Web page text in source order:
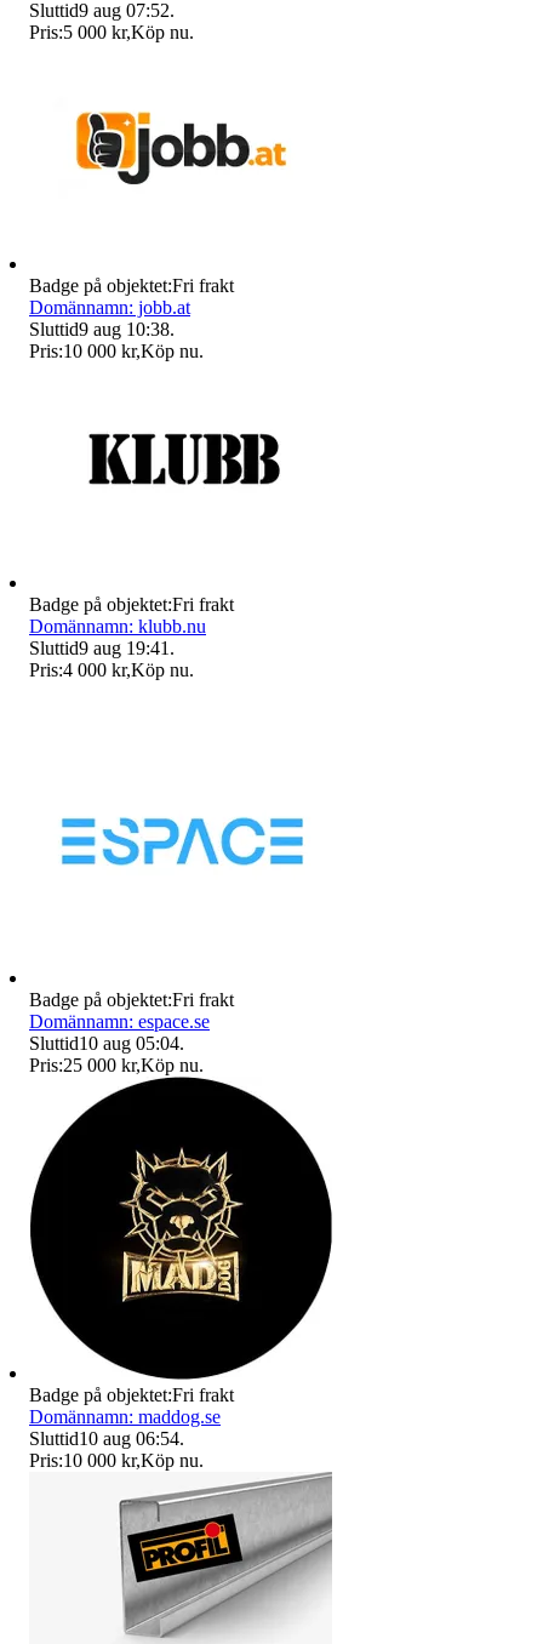
Sluttid9 aug 07:52.
Pris:5 000 kr,Köp nu.
Badge på objektet:Fri frakt
Domännamn: jobb.at
Sluttid9 aug 10:38.
Pris:10 000 kr,Köp nu.
Badge på objektet:Fri frakt
Domännamn: klubb.nu
Sluttid9 aug 19:41 .
Pris:4 000 kr,Köp nu.
Badge på objektet:Fri frakt
Domännamn: espace.se
Sluttid10 aug 05:04.
Pris:25 000 kr,Köp nu.
Badge på objektet:Fri frakt
Domännamn: maddog.se
Sluttid10 aug 06:54.
Pris:10 000 kr,Köp nu.